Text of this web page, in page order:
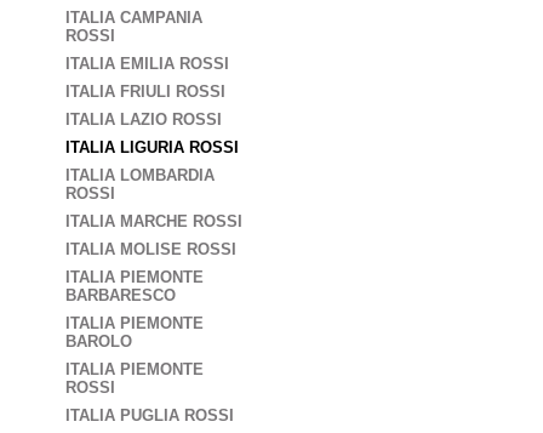
ITALIA CAMPANIA
ROSSI
ITALIA EMILIA ROSSI
ITALIA FRIULI ROSSI
ITALIA LAZIO ROSSI
ITALIA LIGURIA ROSSI
ITALIA LOMBARDIA
ROSSI
ITALIA MARCHE ROSSI
ITALIA MOLISE ROSSI
ITALIA PIEMONTE
BARBARESCO
ITALIA PIEMONTE
BAROLO
ITALIA PIEMONTE
ROSSI
ITALIA PUGLIA ROSSI